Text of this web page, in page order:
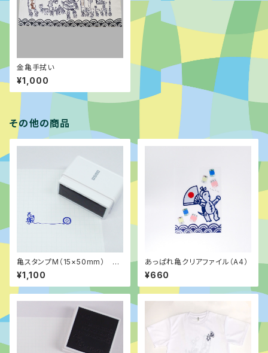
金亀手拭い
¥1,000
その他の商品
亀スタンプM（15×50mm） ③
ボタン
¥1,100
あっぱれ亀クリアファイル（A4）
¥660